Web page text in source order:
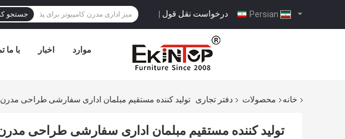
درخواست نقل قول | جستجو
با ما اخبار موارد
خانه محصولات دفتر تجاری تولید کننده مستقیم مبلمان اداری سفارشی طراحی مدرن
تولید کننده مستقیم مبلمان اداری سفارشی طراحی مدرن